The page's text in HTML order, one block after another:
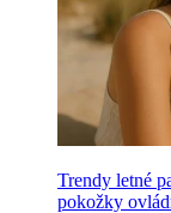
Trendy letné
pokožky